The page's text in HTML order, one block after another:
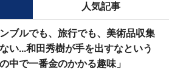
人気記事
ブルでも、旅行でも、美術品収集
い...和田秀樹が手を出すなという
の中で一番金のかかる趣味」